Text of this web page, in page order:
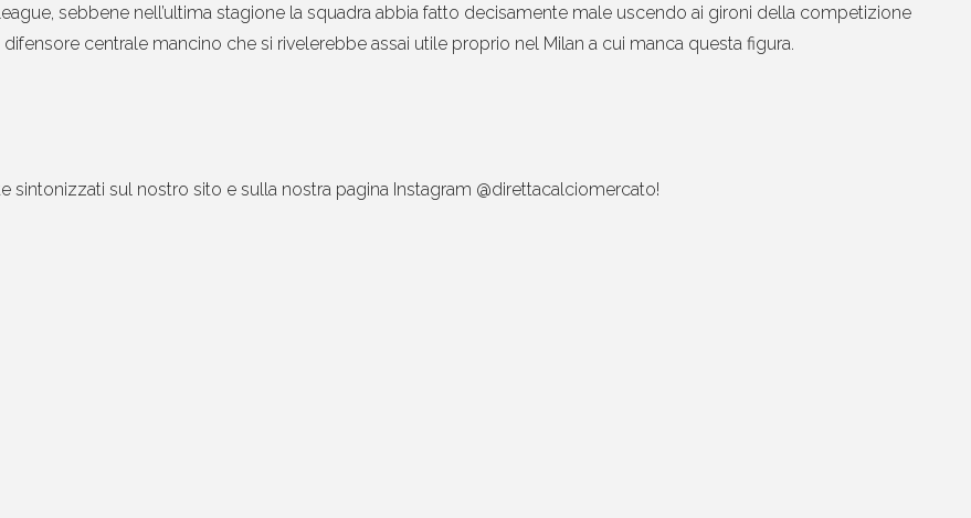
sebbene nell’ultima stagione la squadra abbia fatto decisamente male uscendo ai gironi della competizione
centrale mancino che si rivelerebbe assai utile proprio nel Milan a cui manca questa figura.
sul nostro sito e sulla nostra pagina Instagram @direttacalciomercato!